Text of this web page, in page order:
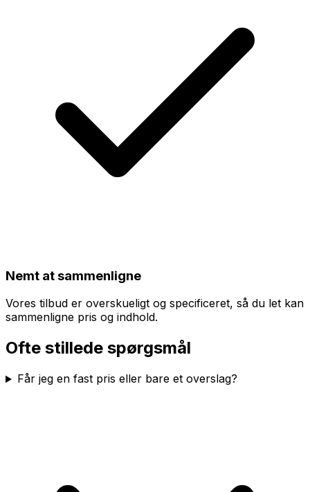
Nemt at sammenligne
Vores tilbud er overskueligt og specificeret, så du let kan
sammenligne pris og indhold.
Ofte stillede spørgsmål
Får jeg en fast pris eller bare et overslag?